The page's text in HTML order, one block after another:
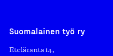
Suomalainen työ ry
Eteläranta 14,